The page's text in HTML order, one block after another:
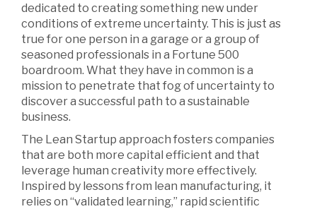
dedicated to creating something new under
conditions of extreme uncertainty. This is just as
true for one person in a garage or a group of
seasoned professionals in a Fortune 500
boardroom. What they have in common is a
mission to penetrate that fog of uncertainty to
discover a successful path to a sustainable
business.
The Lean Startup approach fosters companies
that are both more capital efficient and that
leverage human creativity more effectively.
Inspired by lessons from lean manufacturing, it
relies on “validated learning,” rapid scientific